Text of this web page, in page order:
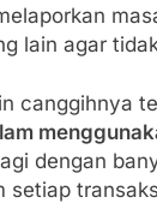
lain agar
canggihnya
dengan
setiap